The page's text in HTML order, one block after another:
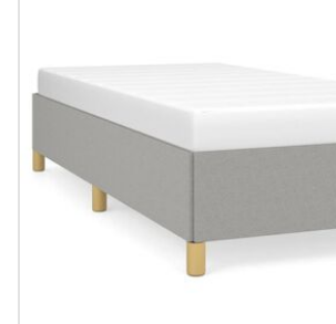
#sharemevidaxl